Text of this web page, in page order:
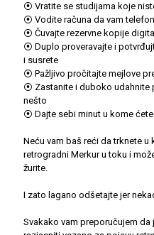
⦿ Vratite se studijama koje
⦿ Vodite računa da vam
⦿ Čuvajte rezervne kopije
⦿ Duplo proveravajte i
i susrete
⦿ Pažljivo pročitajte mejlove
⦿ Zastanite i duboko udahnite
nešto
⦿ Dajte sebi minut u kome
Neću vam baš reći da trknete u
retrogradni Merkur u toku i
žurite.
I zato lagano odšetajte jer
Svakako vam preporučujem